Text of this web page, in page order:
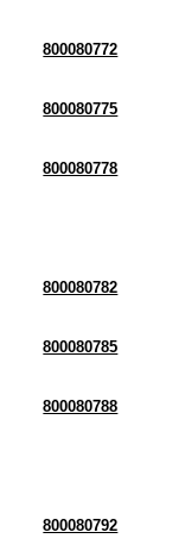
800080772
800080775
800080778
800080782
800080785
800080788
800080792